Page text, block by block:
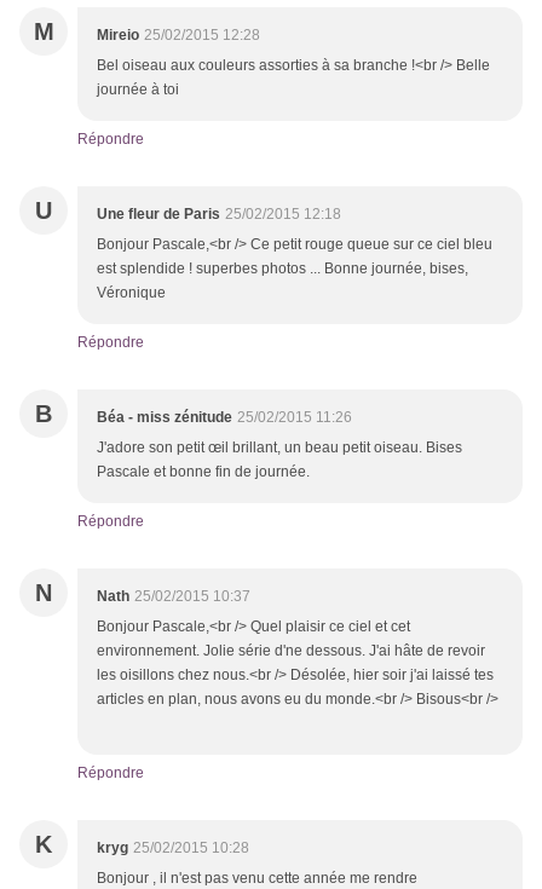
M Mireio 25/02/2015 12:28
Bel oiseau aux couleurs assorties à sa branche !<br /> Belle
journée à toi
Répondre
U Une fleur de Paris 25/02/2015 12:18
Bonjour Pascale,<br /> Ce petit rouge queue sur ce ciel bleu
est splendide ! superbes photos ... Bonne journée, bises,
Véronique
Répondre
B Béa - miss zénitude 25/02/2015 11:26
J'adore son petit œil brillant, un beau petit oiseau. Bises
Pascale et bonne fin de journée.
Répondre
N Nath 25/02/2015 10:37
Bonjour Pascale,<br /> Quel plaisir ce ciel et cet
environnement. Jolie série d'ne dessous. J'ai hâte de revoir
les oisillons chez nous.<br /> Désolée, hier soir j'ai laissé tes
articles en plan, nous avons eu du monde.<br /> Bisous<br />
Répondre
K kryg 25/02/2015 10:28
Bonjour , il n'est pas venu cette année me rendre